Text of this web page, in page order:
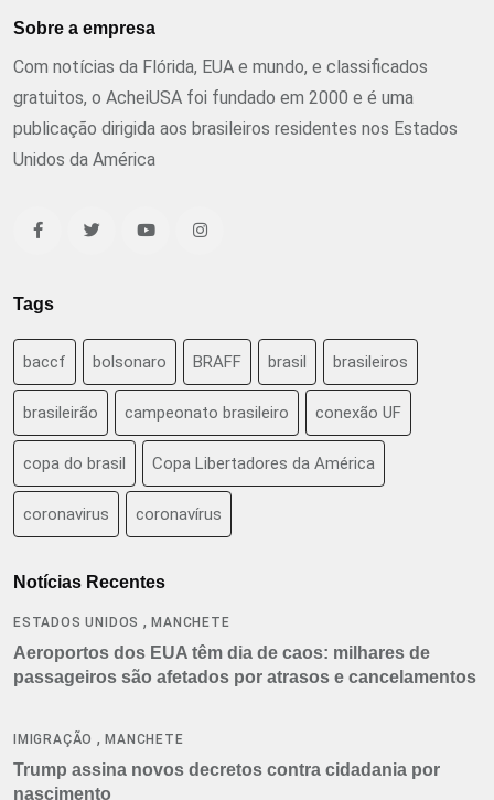
Sobre a empresa
Com notícias da Flórida, EUA e mundo, e classificados
gratuitos, o AcheiUSA foi fundado em 2000 e é uma
publicação dirigida aos brasileiros residentes nos Estados
Unidos da América
Tags
baccf bolsonaro BRAFF brasil brasileiros
brasileirão campeonato brasileiro conexão UF
copa do brasil Copa Libertadores da América
coronavirus coronavírus
Notícias Recentes
ESTADOS UNIDOS ,MANCHETE
Aeroportos dos EUA têm dia de caos: milhares de
passageiros são afetados por atrasos e cancelamentos
IMIGRAÇÃO ,MANCHETE
Trump assina novos decretos contra cidadania por
nascimento